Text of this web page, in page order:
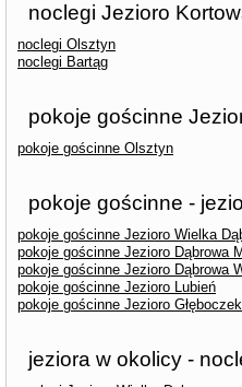
noclegi Jezioro
noclegi Olsztyn
noclegi Bartąg
pokoje gościnne
pokoje gościnne Olsztyn
pokoje gościnne -
pokoje gościnne Jezioro Wielka
pokoje gościnne Jezioro Dąbrowa
pokoje gościnne Jezioro Dąbrowa
pokoje gościnne Jezioro Lubień
pokoje gościnne Jezioro Głęboczek
jeziora w okolicy -